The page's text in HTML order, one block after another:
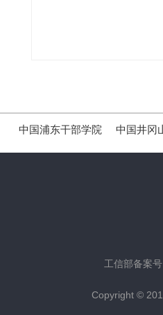
中国浦东干部学院 中国井冈
工信部备案
Copyright ©